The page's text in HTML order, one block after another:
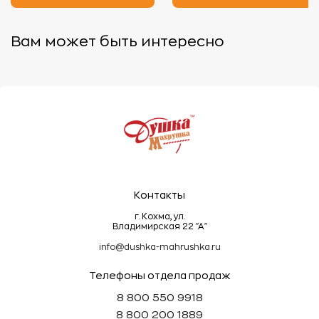
появления плесени.
Вам может быть интересно
Контакты
г. Кохма, ул.
Владимирская 22 "А"
info@dushka-mahrushka.ru
Телефоны отдела продаж
8 800 550 9918
8 800 200 1889